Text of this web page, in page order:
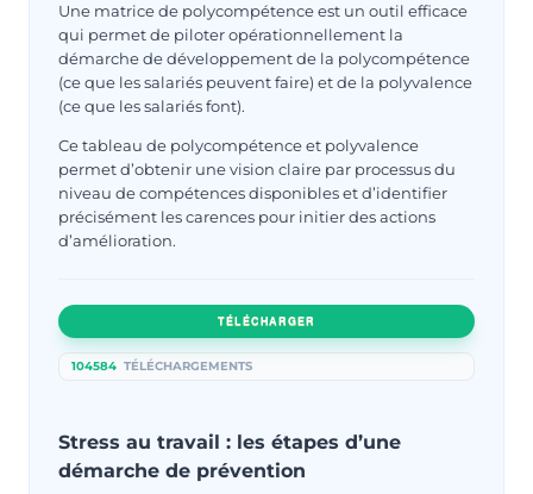
Une matrice de polycompétence est un outil efficace
qui permet de piloter opérationnellement la
démarche de développement de la polycompétence
(ce que les salariés peuvent faire) et de la polyvalence
(ce que les salariés font).
Ce tableau de polycompétence et polyvalence
permet d’obtenir une vision claire par processus du
niveau de compétences disponibles et d’identifier
précisément les carences pour initier des actions
d’amélioration.
TÉLÉCHARGER
104584 TÉLÉCHARGEMENTS
Stress au travail : les étapes d’une
démarche de prévention